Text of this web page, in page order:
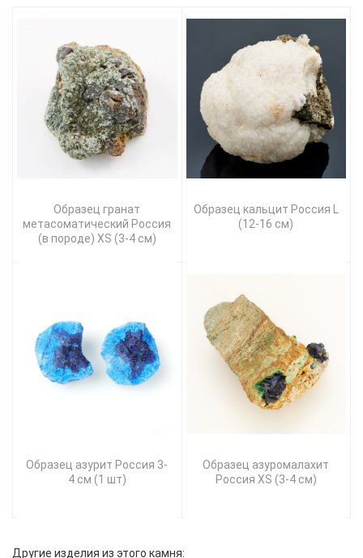
Образец гранат
метасоматический Россия
(в породе) XS (3-4 см)
Образец кальцит Россия L
(12-16 см)
Образец азурит Россия 3-
4 см (1 шт)
Образец азуромалахит
Россия XS (3-4 см)
Другие изделия из этого камня: